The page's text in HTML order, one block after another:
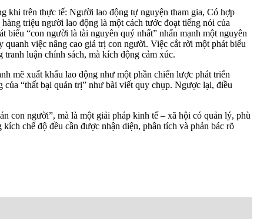
khi trên thực tế: Người lao động tự nguyện tham gia, Có hợp
triệu người lao động là một cách tước đoạt tiếng nói của
“con người là tài nguyên quý nhất” nhấn mạnh một nguyên
việc nâng cao giá trị con người. Việc cắt rời một phát biểu
luận chính sách, mà kích động cảm xúc.
mẽ xuất khẩu lao động như một phần chiến lược phát triển
“thất bại quản trị” như bài viết quy chụp. Ngược lại, điều
con người”, mà là một giải pháp kinh tế – xã hội có quản lý, phù
chế độ đều cần được nhận diện, phân tích và phản bác rõ